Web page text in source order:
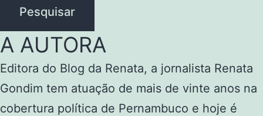
Pesquisar
A AUTORA
Editora do Blog da Renata, a jornalista Renata
Gondim tem atuação de mais de vinte anos na
cobertura política de Pernambuco e hoje é